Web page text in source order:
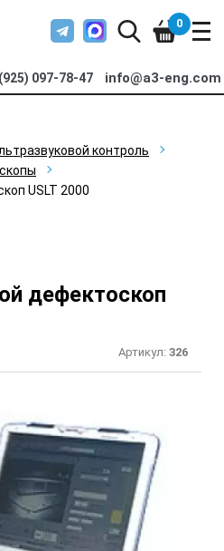
097-78-47 info@a3-eng.com
0
контроль
USLT 2000
дефектоскоп
Артикул: 326